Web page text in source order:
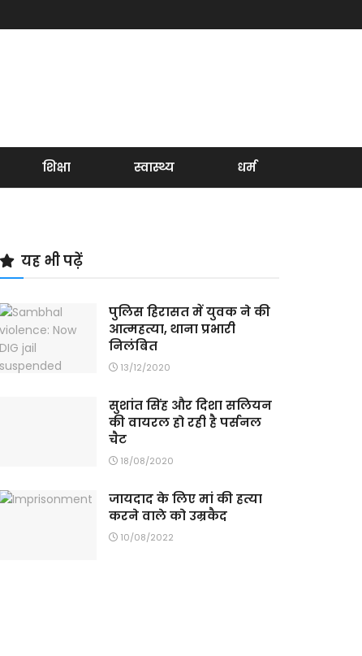
शिक्षा स्वास्थ्य धर्म
यह भी पढ़ें
पुलिस हिरासत में युवक ने की
आत्महत्या, थाना प्रभारी
निलंबित
13/12/2020
सुशांत सिंह और दिशा सलियन
की वायरल हो रही है पर्सनल
चैट
18/08/2020
जायदाद के लिए मां की हत्या
करने वाले को उम्रकैद
10/08/2022